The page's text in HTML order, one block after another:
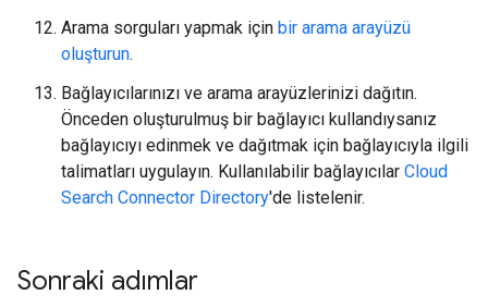
Arama sorguları yapmak için bir arama arayüzü
oluşturun.
Bağlayıcılarınızı ve arama arayüzlerinizi dağıtın.
Önceden oluşturulmuş bir bağlayıcı kullandıysanız
bağlayıcıyı edinmek ve dağıtmak için bağlayıcıyla ilgili
talimatları uygulayın. Kullanılabilir bağlayıcılar Cloud
Search Connector Directory'de listelenir.
Sonraki adımlar